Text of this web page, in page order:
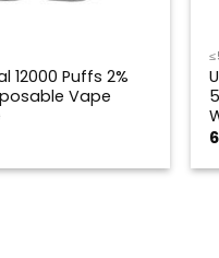
12000 Puffs 2%
Vape